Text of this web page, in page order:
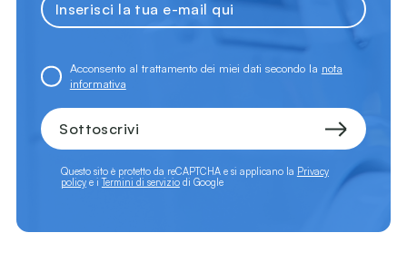
Acconsento al trattamento dei miei dati secondo la nota
informativa
Sottoscrivi
Questo sito è protetto da reCAPTCHA e si applicano la Privacy
policye iTermini di serviziodi Google